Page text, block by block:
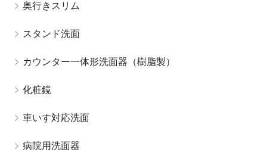
奥行きスリム
スタンド洗面
カウンター一体形洗面器（樹脂製）
化粧鏡
車いす対応洗面
病院用洗面器